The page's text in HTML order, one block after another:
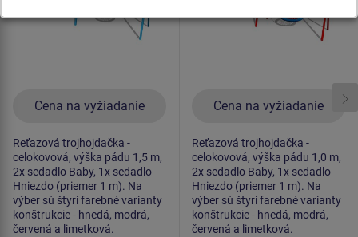
Cena na vyžiadanie
Reťazová trojhojdačka -
celokovová, výška pádu 1,5 m,
2x sedadlo Baby, 1x sedadlo
Hniezdo (priemer 1 m). Na
výber sú štyri farebné varianty
konštrukcie - hnedá, modrá,
červená a limetková.
Cena na vyžiadanie
Reťazová trojhojdačka -
celokovová, výška pádu 1,0 m,
2x sedadlo Baby, 1x sedadlo
Hniezdo (priemer 1 m). Na
výber sú štyri farebné varianty
konštrukcie - hnedá, modrá,
červená a limetková.